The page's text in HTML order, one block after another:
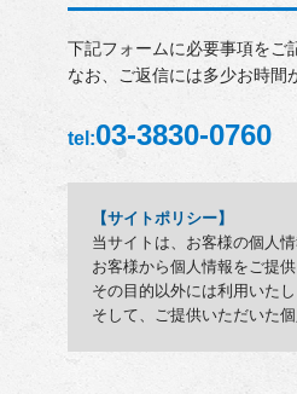
下記フォームに必要事項をご
なお、ご返信には多少お時間
tel:03-3830-0760
【サイトポリシー】
当サイトは、お客様の個人
お客様から個人情報をご提
その目的以外には利用いたし
そして、ご提供いただいた